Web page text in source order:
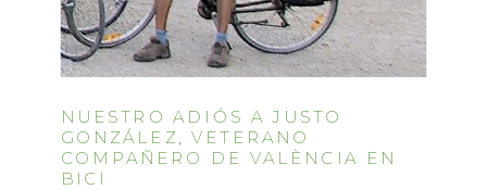
NUESTRO ADIÓS A JUSTO
GONZÁLEZ, VETERANO
COMPAÑERO DE VALÈNCIA EN
BICI